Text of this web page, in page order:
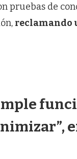
pruebas de
reclamando